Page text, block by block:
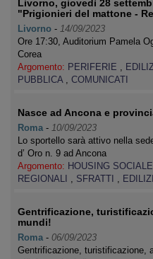
Livorno, giovedì 28
"Prigionieri del mattone -
Livorno - 14/09/2023
Ore 17:30, Auditorium Pamela
Corea
Argomento: PERIFERIE ,
PUBBLICA , COMUNICATI
Nasce ad Ancona e
Roma - 10/09/2023
Lo sportello sarà attivo nella
d’ Oro n. 9 ad Ancona
Argomento: HOUSING SOCIALE
REGIONALI , SFRATTI ,
Gentrificazione,
mundi!
Roma - 06/09/2023
Gentrificazione, turistificazione,